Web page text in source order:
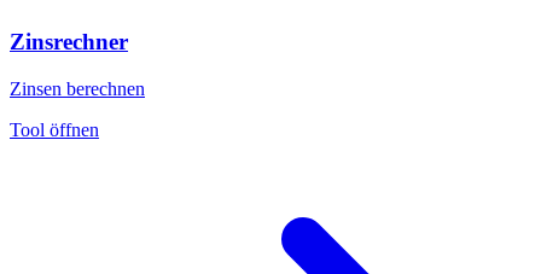
Zinsrechner
Zinsen berechnen
Tool öffnen